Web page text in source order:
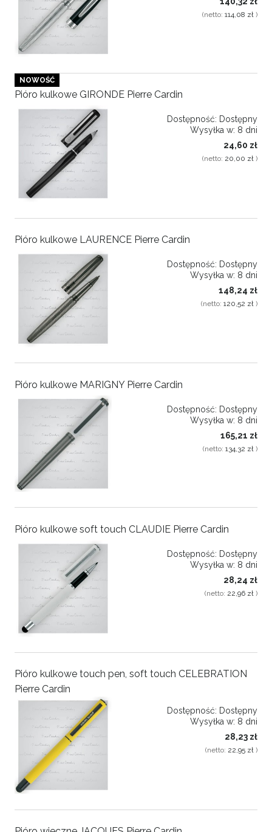
(netto: 114,08 zł )
Pióro kulkowe GIRONDE Pierre Cardin
Dostępność: Dostępny
Wysyłka w: 8 dni
24,60 zł
(netto: 20,00 zł )
NOWOŚĆ
Pióro kulkowe LAURENCE Pierre Cardin
Dostępność: Dostępny
Wysyłka w: 8 dni
148,24 zł
(netto: 120,52 zł )
Pióro kulkowe MARIGNY Pierre Cardin
Dostępność: Dostępny
Wysyłka w: 8 dni
165,21 zł
(netto: 134,32 zł )
Pióro kulkowe soft touch CLAUDIE Pierre Cardin
Dostępność: Dostępny
Wysyłka w: 8 dni
28,24 zł
(netto: 22,96 zł )
Pióro kulkowe touch pen, soft touch CELEBRATION
Pierre Cardin
Dostępność: Dostępny
Wysyłka w: 8 dni
28,23 zł
(netto: 22,95 zł )